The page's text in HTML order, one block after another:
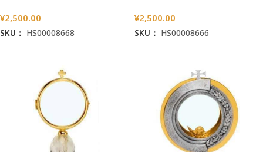
¥2,500.00
SKU： HS00008668
¥2,500.00
SKU： HS00008666